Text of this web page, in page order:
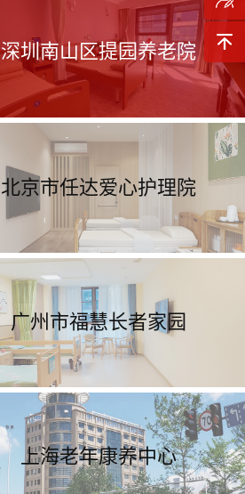
深圳南山区提园养老院
北京市任达爱心护理院
广州市福慧长者家园
上海老年康养中心
预约参
观
返回顶
部